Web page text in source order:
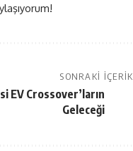
SONRAKI İÇERIK
EV Crossover’ların
Geleceği